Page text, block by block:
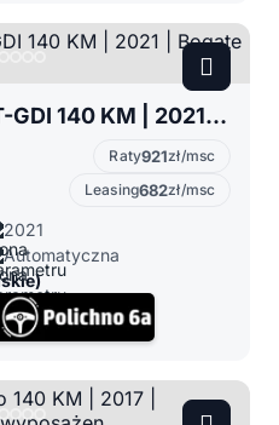
Kia Proceed 1.5 1.4 T-GDI 140 KM | 2021 | Bogate wyposażenie
Raty921zł/msc
Leasing682zł/msc
2021
Automatyczna